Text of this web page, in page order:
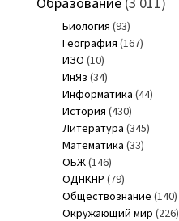
Биология (93)
География (167)
ИЗО (10)
ИнЯз (34)
Информатика (44)
История (430)
Литература (345)
Математика (33)
ОБЖ(146)
ОДНКНР (79)
Обществознание (140)
Окружающий мир (226)